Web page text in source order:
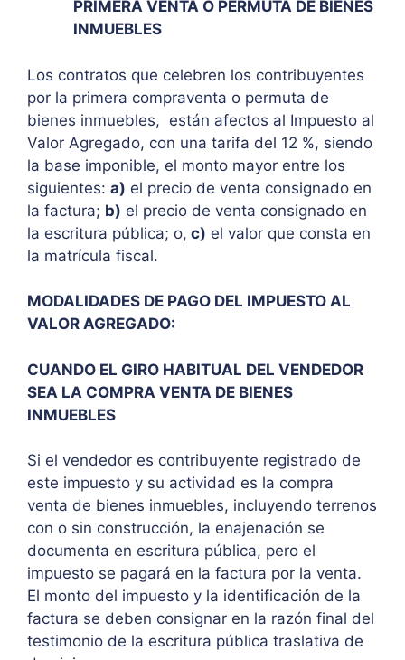
PRIMERA VENTA O PERMUTA DE BIENES
INMUEBLES
Los contratos que celebren los contribuyentes
por la primera compraventa o permuta de
bienes inmuebles, están afectos al Impuesto al
Valor Agregado, con una tarifa del 12 %, siendo
la base imponible, el monto mayor entre los
siguientes: a) el precio de venta consignado en
la factura; b) el precio de venta consignado en
la escritura pública; o, c) el valor que consta en
la matrícula fiscal.
MODALIDADES DE PAGO DEL IMPUESTO AL
VALOR AGREGADO:
CUANDO EL GIRO HABITUAL DEL VENDEDOR
SEA LA COMPRA VENTA DE BIENES
INMUEBLES
Si el vendedor es contribuyente registrado de
este impuesto y su actividad es la compra
venta de bienes inmuebles, incluyendo terrenos
con o sin construcción, la enajenación se
documenta en escritura pública, pero el
impuesto se pagará en la factura por la venta.
El monto del impuesto y la identificación de la
factura se deben consignar en la razón final del
testimonio de la escritura pública traslativa de